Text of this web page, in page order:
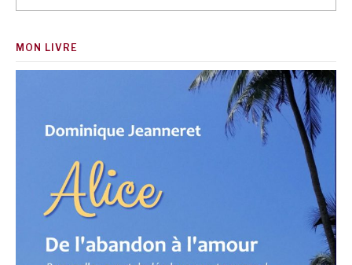
MON LIVRE